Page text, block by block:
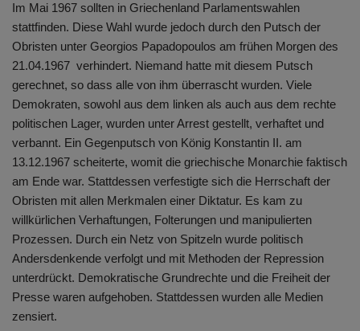
Im Mai 1967 sollten in Griechenland Parlamentswahlen
stattfinden. Diese Wahl wurde jedoch durch den Putsch der
Obristen unter Georgios Papadopoulos am frühen Morgen des
21.04.1967 verhindert. Niemand hatte mit diesem Putsch
gerechnet, so dass alle von ihm überrascht wurden. Viele
Demokraten, sowohl aus dem linken als auch aus dem rechte
politischen Lager, wurden unter Arrest gestellt, verhaftet und
verbannt. Ein Gegenputsch von König Konstantin II. am
13.12.1967 scheiterte, womit die griechische Monarchie faktisch
am Ende war. Stattdessen verfestigte sich die Herrschaft der
Obristen mit allen Merkmalen einer Diktatur. Es kam zu
willkürlichen Verhaftungen, Folterungen und manipulierten
Prozessen. Durch ein Netz von Spitzeln wurde politisch
Andersdenkende verfolgt und mit Methoden der Repression
unterdrückt. Demokratische Grundrechte und die Freiheit der
Presse waren aufgehoben. Stattdessen wurden alle Medien
zensiert.